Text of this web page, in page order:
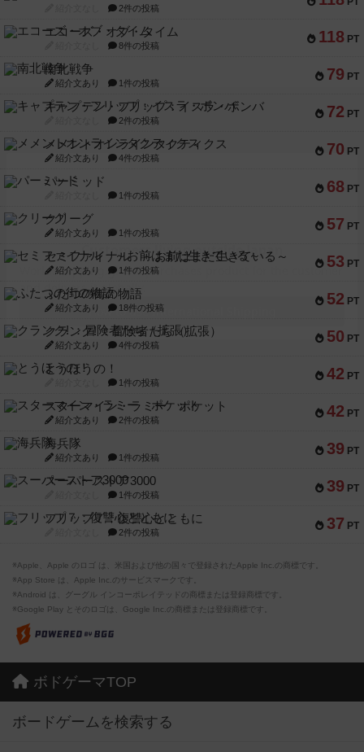
2件の投稿
118 PT
エコーズ・オブ・タイム
8件の投稿
79 PT
南北戦争
紹介文あり 1件の投稿
72 PT
キャプテン・フリップ：イスラ・ボンバ
2件の投稿
70 PT
メメントオンラインタクティクス
紹介文あり 4件の投稿
68 PT
パーミッド
1件の投稿
57 PT
クリーグ
紹介文あり 1件の投稿
53 PT
セミファイナル ～お前はまだ生きている～
紹介文あり 1件の投稿
52 PT
ふたつの街の物語
紹介文あり 18件の投稿
50 PT
クランク! ：冒険者たち（拡張）
紹介文あり 4件の投稿
42 PT
とうほうの！
1件の投稿
42 PT
スターマイン・ラミー ポケット
紹介文あり 2件の投稿
39 PT
海兵隊
紹介文あり 1件の投稿
39 PT
スーパーストア3000
1件の投稿
37 PT
フリップ７：復讐心とともに
2件の投稿
※Apple、Apple のロゴ は、米国および他の国々で登録されたApple Inc.の商標です。
※App Store は、Apple Inc.のサービスマークです。
※Android は、グーグル インコーポレイテッドの商標または登録商標です。
※Google Play とそのロゴは、Google Inc.の商標または登録商標です。
ボドゲーマTOP
ボードゲームを検索する